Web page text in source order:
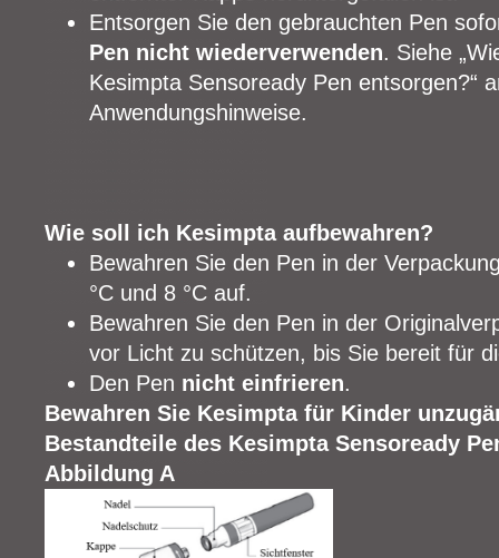
Entsorgen Sie den gebrauchten Pen
Pen nicht wiederverwenden. Siehe
Kesimpta Sensoready Pen entsorgen?“
Anwendungshinweise.
Wie soll ich Kesimpta aufbewahren?
Bewahren Sie den Pen in der
°C und 8 °C auf.
Bewahren Sie den Pen in der
vor Licht zu schützen, bis Sie bereit für
Den Pen nicht einfrieren.
Bewahren Sie Kesimpta für Kinder
Bestandteile des Kesimpta Sensoready
Abbildung A